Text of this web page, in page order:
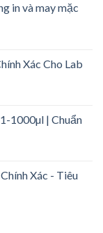
in và may mặc
Xác Cho Lab
1000µl | Chuẩn
Xác - Tiêu